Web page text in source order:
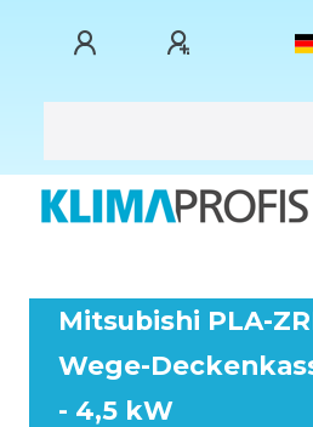
Mitsubishi PLA-
Wege-
- 4,5 kW